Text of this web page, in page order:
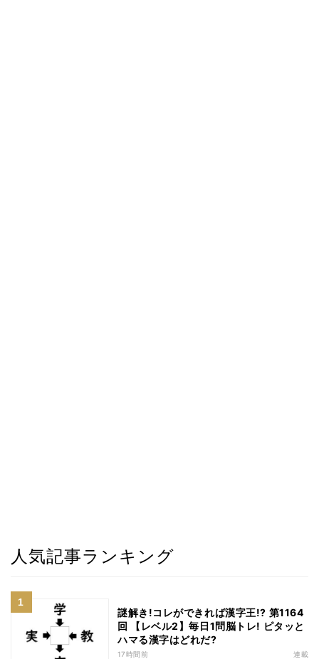
人気記事ランキング
謎解き!コレができれば漢字王!? 第1164
回 【レベル2】毎日1問脳トレ! ピタッと
ハマる漢字はどれだ?
17時間前 連載